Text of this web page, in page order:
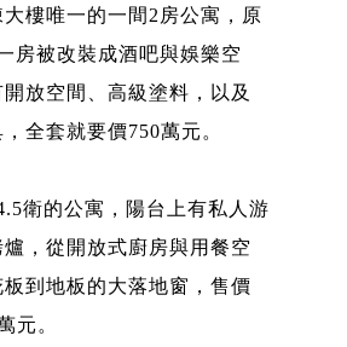
樓唯一的一間2房公寓，原
房被改裝成酒吧與娛樂空
放空間、高級塗料，以及
全套就要價750萬元。
衛的公寓，陽台上有私人游
，從開放式廚房與用餐空
板到地板的大落地窗，售價
元。